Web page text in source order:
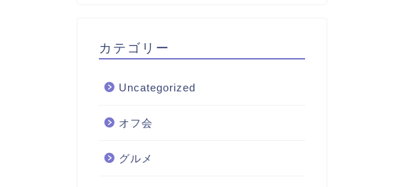
カテゴリー
Uncategorized
オフ会
グルメ